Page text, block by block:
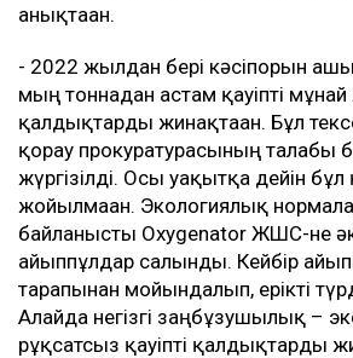
анықтаған.
- 2022 жылдан бері кәсіпорын
мың тоннадан астам қауіпті
қалдықтарды жинақтаған. Бұл
қорғау прокуратурасының талабы
жүргізілді. Осы уақытқа дейін
жойылмаған. Экологиялық
байланысты Oxygenator ЖШС-не
айыппұлдар салынды. Кейбір
тарапынан мойындалып, ерікті
Алайда негізгі заңбұзушылық –
рұқсатсыз қауіпті қалдықтарды